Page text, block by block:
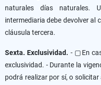
naturales días naturales.
intermediaria debe devolver al
cláusula tercera.
Sexta. Exclusividad. - ▢En
exclusividad. - Durante la
podrá realizar por sí, o